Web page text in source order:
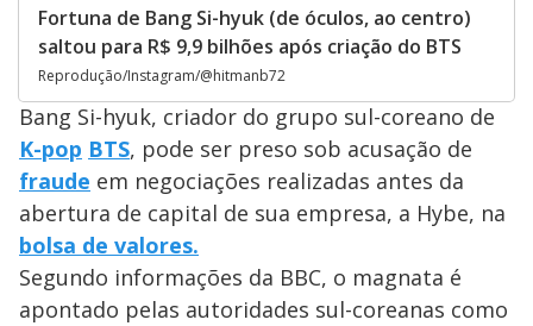
Fortuna de Bang Si-hyuk (de óculos, ao centro)
saltou para R$ 9,9 bilhões após criação do BTS
Reprodução/Instagram/@hitmanb72
Bang Si-hyuk, criador do grupo sul-coreano de
K-pop BTS, pode ser preso sob acusação de
fraude em negociações realizadas antes da
abertura de capital de sua empresa, a Hybe, na
bolsa de valores.
Segundo informações da BBC, o magnata é
apontado pelas autoridades sul-coreanas como